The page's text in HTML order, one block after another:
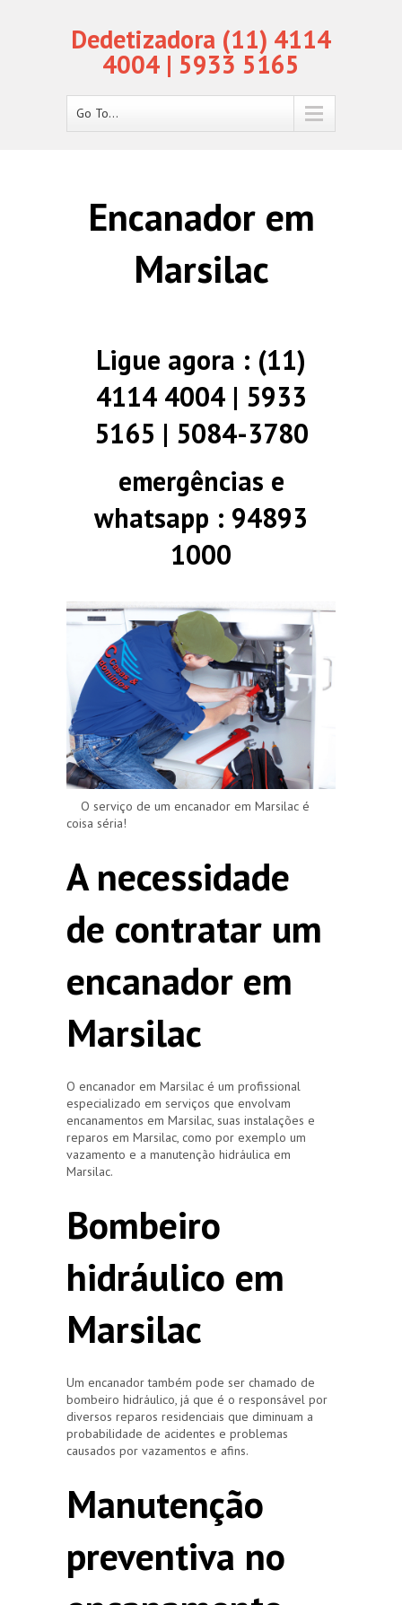
Dedetizadora (11) 4114
4004 | 5933 5165
Go To...
Encanador em
Marsilac
Ligue agora : (11)
4114 4004 | 5933
5165 | 5084-3780
emergências e
whatsapp : 94893
1000
O serviço de um encanador em Marsilac é
coisa séria!
A necessidade
de contratar um
encanador em
Marsilac
O encanador em Marsilac é um profissional
especializado em serviços que envolvam
encanamentos em Marsilac, suas instalações e
reparos em Marsilac, como por exemplo um
vazamento e a manutenção hidráulica em
Marsilac.
Bombeiro
hidráulico em
Marsilac
Um encanador também pode ser chamado de
bombeiro hidráulico, já que é o responsável por
diversos reparos residenciais que diminuam a
probabilidade de acidentes e problemas
causados por vazamentos e afins.
Manutenção
preventiva no